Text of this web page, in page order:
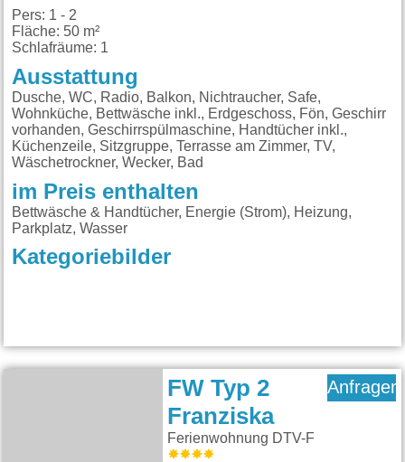
Pers: 1 - 2
Fläche: 50 m²
Schlafräume: 1
Ausstattung
Dusche, WC, Radio, Balkon, Nichtraucher, Safe,
Wohnküche, Bettwäsche inkl., Erdgeschoss, Fön, Geschirr
vorhanden, Geschirrspülmaschine, Handtücher inkl.,
Küchenzeile, Sitzgruppe, Terrasse am Zimmer, TV,
Wäschetrockner, Wecker, Bad
im Preis enthalten
Bettwäsche & Handtücher, Energie (Strom), Heizung,
Parkplatz, Wasser
Kategoriebilder
FW Typ 2
Franziska
Ferienwohnung DTV-F
Anfragen